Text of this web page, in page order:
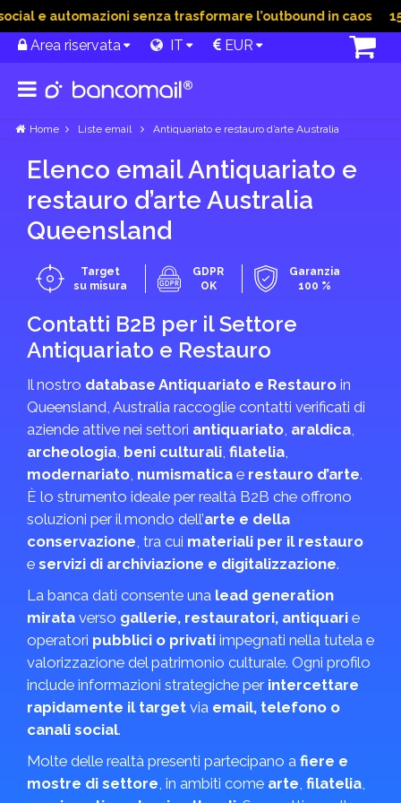
e automazioni senza trasformare l’outbound in caos 15
Area riservata IT EUR
Home Liste email Antiquariato e restauro d’arte Australia
Elenco email Antiquariato e
restauro d’arte Australia
Queensland
Target
su misura
GDPR
OK
Garanzia
100 %
Contatti B2B per il Settore
Antiquariato e Restauro
Il nostro database Antiquariato e Restauro in
Queensland, Australia raccoglie contatti verificati di
aziende attive nei settori antiquariato, araldica,
archeologia, beni culturali, filatelia,
modernariato, numismatica e restauro d’arte.
È lo strumento ideale per realtà B2B che offrono
soluzioni per il mondo dell’arte e della
conservazione, tra cui materiali per il restauro
e servizi di archiviazione e digitalizzazione.
La banca dati consente una lead generation
mirata verso gallerie, restauratori, antiquari e
operatori pubblici o privati impegnati nella tutela e
valorizzazione del patrimonio culturale. Ogni profilo
include informazioni strategiche per intercettare
rapidamente il target via email, telefono o
canali social.
Molte delle realtà presenti partecipano a fiere e
mostre di settore, in ambiti come arte, filatelia,